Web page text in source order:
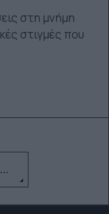
στη μνήμη
στιγμές που